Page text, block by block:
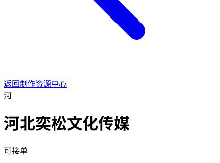
返回制作资源中心
河
河北奕松文化传媒
可接单